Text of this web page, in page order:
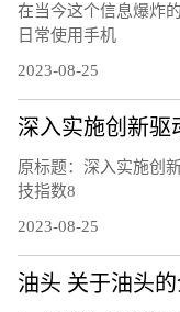
在当今这个信息爆炸
日常使用手机
2023-08-25
原标题：深入实施创
技指数8
2023-08-25
油头 关于油头